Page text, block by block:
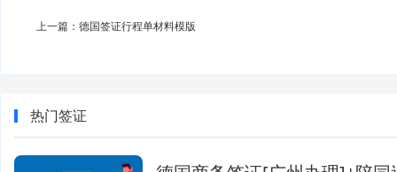
上一篇：德国签证行程单材料模版
热门签证